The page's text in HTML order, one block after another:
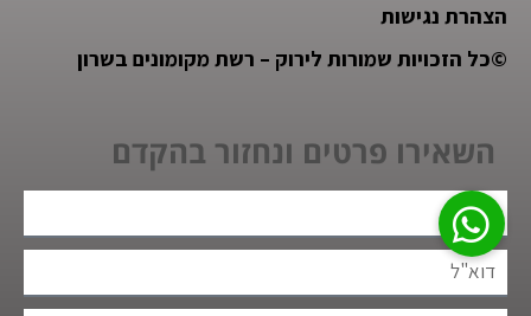
הצהרת נגישות
©כל הזכויות שמורות לירוק – רשת מקומונים בשרון
השאירו פרטים ונחזור בהקדם